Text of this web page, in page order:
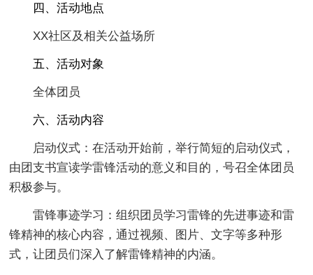
四、活动地点
XX社区及相关公益场所
五、活动对象
全体团员
六、活动内容
启动仪式：在活动开始前，举行简短的启动仪式，
由团支书宣读学雷锋活动的意义和目的，号召全体团员
积极参与。
雷锋事迹学习：组织团员学习雷锋的先进事迹和雷
锋精神的核心内容，通过视频、图片、文字等多种形
式，让团员们深入了解雷锋精神的内涵。